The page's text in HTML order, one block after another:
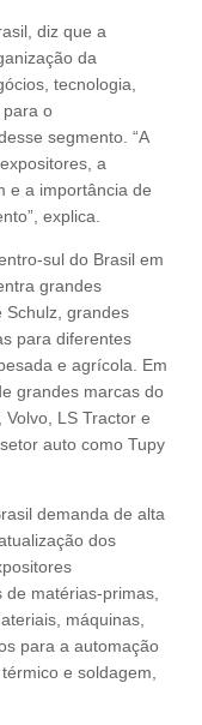
diz que a
da
tecnologia,
para o
segmento. “A
a
e a importância de
explica.
sul do Brasil em
grandes
Schulz, grandes
para diferentes
e agrícola. Em
grandes marcas do
LS Tractor e
auto como Tupy
demanda de alta
dos
de matérias-primas,
máquinas,
para a automação
e soldagem,